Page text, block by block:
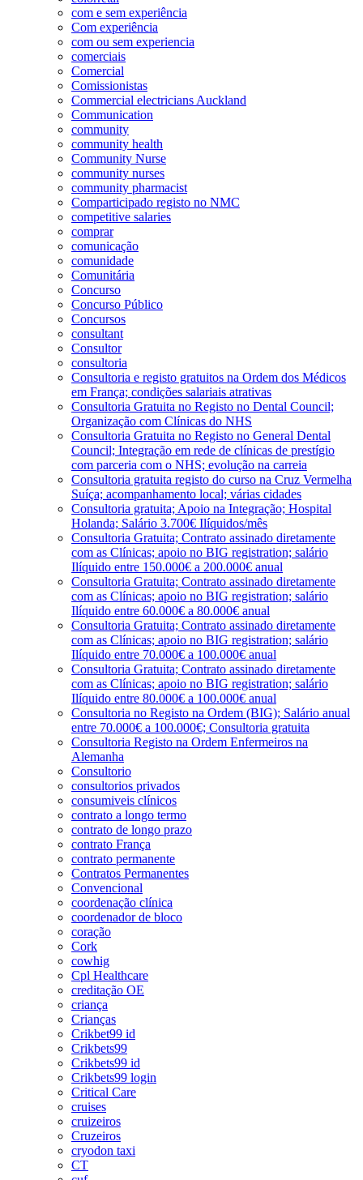
com e sem experiência
Com experiência
com ou sem experiencia
comerciais
Comercial
Comissionistas
Commercial electricians Auckland
Communication
community
community health
Community Nurse
community nurses
community pharmacist
Comparticipado registo no NMC
competitive salaries
comprar
comunicação
comunidade
Comunitária
Concurso
Concurso Público
Concursos
consultant
Consultor
consultoria
Consultoria e registo gratuitos na Ordem dos Médicos
em França; condições salariais atrativas
Consultoria Gratuita no Registo no Dental Council;
Organização com Clínicas do NHS
Consultoria Gratuita no Registo no General Dental
Council; Integração em rede de clínicas de prestígio
com parceria com o NHS; evolução na carreia
Consultoria gratuita registo do curso na Cruz Vermelha
Suíça; acompanhamento local; várias cidades
Consultoria gratuita; Apoio na Integração; Hospital
Holanda; Salário 3.700€ Ilíquidos/mês
Consultoria Gratuita; Contrato assinado diretamente
com as Clínicas; apoio no BIG registration; salário
Ilíquido entre 150.000€ a 200.000€ anual
Consultoria Gratuita; Contrato assinado diretamente
com as Clínicas; apoio no BIG registration; salário
Ilíquido entre 60.000€ a 80.000€ anual
Consultoria Gratuita; Contrato assinado diretamente
com as Clínicas; apoio no BIG registration; salário
Ilíquido entre 70.000€ a 100.000€ anual
Consultoria Gratuita; Contrato assinado diretamente
com as Clínicas; apoio no BIG registration; salário
Ilíquido entre 80.000€ a 100.000€ anual
Consultoria no Registo na Ordem (BIG); Salário anual
entre 70.000€ a 100.000€; Consultoria gratuita
Consultoria Registo na Ordem Enfermeiros na
Alemanha
Consultorio
consultorios privados
consumiveis clínicos
contrato a longo termo
contrato de longo prazo
contrato França
contrato permanente
Contratos Permanentes
Convencional
coordenação clínica
coordenador de bloco
coração
Cork
cowhig
Cpl Healthcare
creditação OE
criança
Crianças
Crikbet99 id
Crikbets99
Crikbets99 id
Crikbets99 login
Critical Care
cruises
cruizeiros
Cruzeiros
cryodon taxi
CT